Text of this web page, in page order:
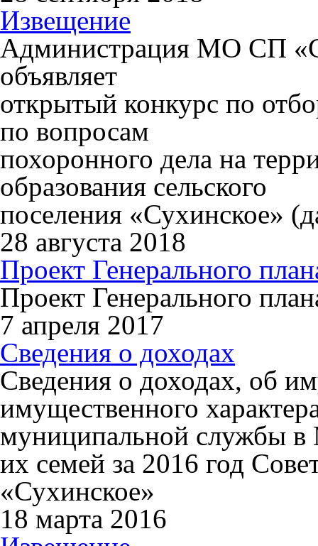
Извещение
Администрация МО СП
объявляет
открытый конкурс по
по вопросам
похоронного дела на
образования сельского
поселения «Сухинское»
28 августа 2018
Проект Генерального
Проект Генерального
7 апреля 2017
Сведения о доходах
Сведения о доходах, об
имущественного
муниципальной службы
их семей за 2016 год
«Сухинское»
18 марта 2016